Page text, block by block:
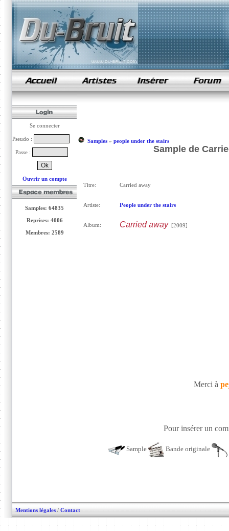
samples de rap
Se connecter
Pseudo :
Passe :
Ouvrir un compte
Samples: 64835
Reprises: 4006
Membres: 2589
Samples» people under the stairs
Sample de
Titre: Carried away
Artiste: People under the stairs
Album: Carried away[2009]
Merci à
Pour insérer un
Sample Bande originale
Mentions légales / Contact